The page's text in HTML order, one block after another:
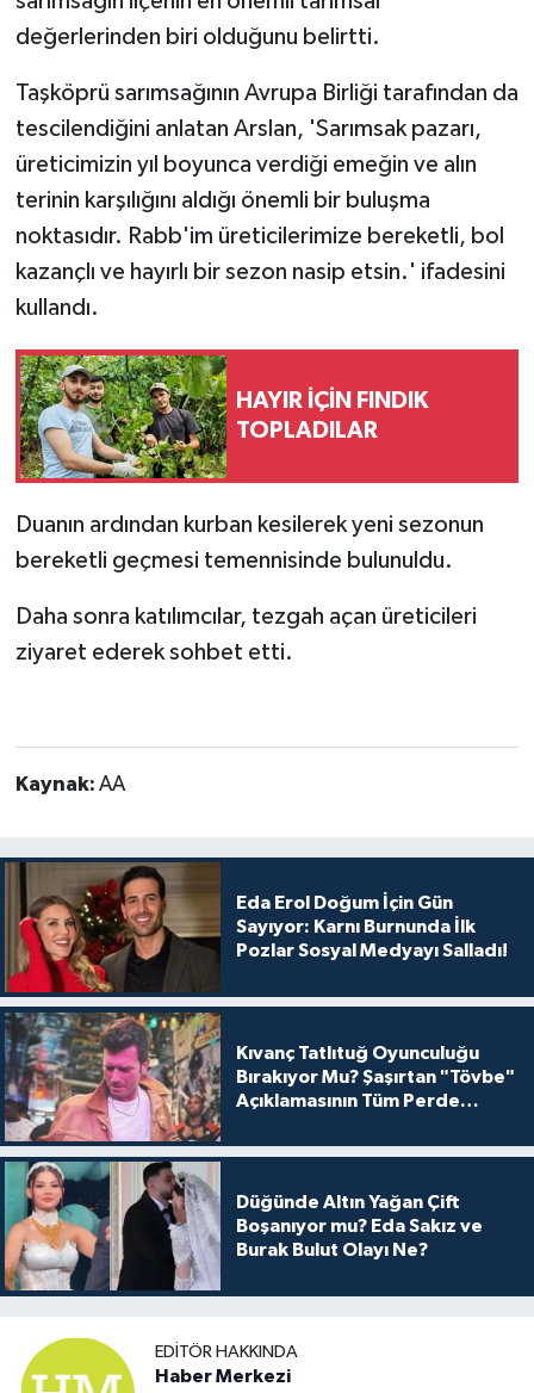
değerlerinden biri olduğunu belirtti.
Taşköprü sarımsağının Avrupa Birliği tarafından da
tescilendiğini anlatan Arslan, 'Sarımsak pazarı,
üreticimizin yıl boyunca verdiği emeğin ve alın
terinin karşılığını aldığı önemli bir buluşma
noktasıdır. Rabb'im üreticilerimize bereketli, bol
kazançlı ve hayırlı bir sezon nasip etsin.' ifadesini
kullandı.
HAYIR İÇİN FINDIK
TOPLADILAR
Duanın ardından kurban kesilerek yeni sezonun
bereketli geçmesi temennisinde bulunuldu.
Daha sonra katılımcılar, tezgah açan üreticileri
ziyaret ederek sohbet etti.
Kaynak: AA
Eda Erol Doğum İçin Gün
Sayıyor: Karnı Burnunda İlk
Pozlar Sosyal Medyayı Salladı!
Kıvanç Tatlıtuğ Oyunculuğu
Bırakıyor Mu? Şaşırtan "Tövbe"
Açıklamasının Tüm Perde
Düğünde Altın Yağan Çift
Boşanıyor mu? Eda Sakız ve
Burak Bulut Olayı Ne?
EDITÖR HAKKINDA
Haber Merkezi